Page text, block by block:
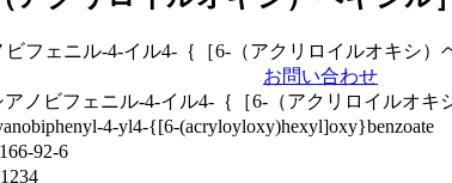
お問い合わせ
アノビフェニル-4-イル4-｛［6-（アクリロイルオキ
4-yl4-{[6-(acryloyloxy)hexyl]oxy}benzoate
92-6